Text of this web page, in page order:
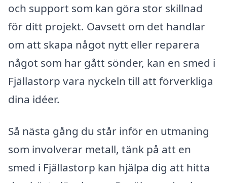
och support som kan göra stor skillnad
för ditt projekt. Oavsett om det handlar
om att skapa något nytt eller reparera
något som har gått sönder, kan en smed i
Fjällastorp vara nyckeln till att förverkliga
dina idéer.
Så nästa gång du står inför en utmaning
som involverar metall, tänk på att en
smed i Fjällastorp kan hjälpa dig att hitta